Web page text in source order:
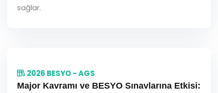
sağlar.
2026 BESYO - AGS
Major Kavramı ve BESYO Sınavlarına Etkisi: